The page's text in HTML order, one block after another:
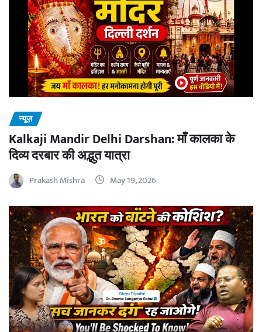
न्यूज़
Kalkaji Mandir Delhi Darshan: माँ कालका के
दिव्य दरबार की अद्भुत यात्रा
Prakash Mishra May 19, 2026